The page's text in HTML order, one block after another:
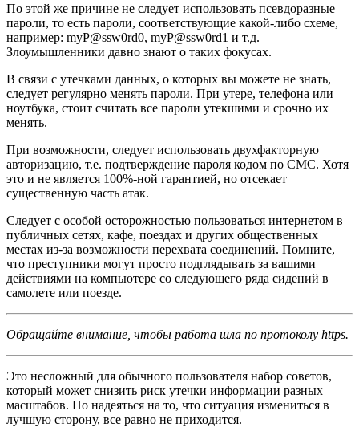
По этой же причине не следует использовать псевдоразные
пароли, то есть пароли, соответствующие какой-либо схеме,
например: myP@ssw0rd0, myP@ssw0rd1 и т.д.
Злоумышленники давно знают о таких фокусах.
В связи с утечками данных, о которых вы можете не знать,
следует регулярно менять пароли. При утере, телефона или
ноутбука, стоит считать все пароли утекшими и срочно их
менять.
При возможности, следует использовать двухфакторную
авторизацию, т.е. подтверждение пароля кодом по СМС. Хотя
это и не является 100%-ной гарантией, но отсекает
существенную часть атак.
Следует с особой осторожностью пользоваться интернетом в
публичных сетях, кафе, поездах и других общественных
местах из-за возможности перехвата соединений. Помните,
что преступники могут просто подглядывать за вашими
действиями на компьютере со следующего ряда сидений в
самолете или поезде.
Обращайте внимание, чтобы работа шла по протоколу https.
Это несложный для обычного пользователя набор советов,
который может снизить риск утечки информации разных
масштабов. Но надеяться на то, что ситуация измениться в
лучшую сторону, все равно не приходится.